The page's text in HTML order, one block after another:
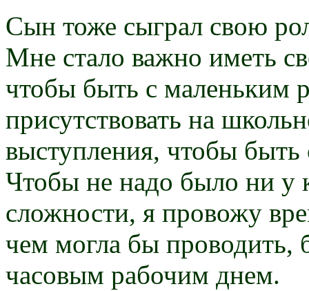
Сын тоже сыграл свою
Мне стало важно иметь
чтобы быть с маленьким
присутствовать на
выступления, чтобы
Чтобы не надо было ни у
сложности, я провожу
чем могла бы
часовым рабочим днем.